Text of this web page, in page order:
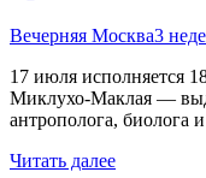
Вечерняя Москва3
17 июля исполняется
Миклухо-Маклая —
антрополога, биолога
Читать далее